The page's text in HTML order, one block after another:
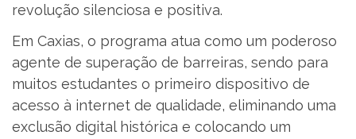
revolução silenciosa e positiva.
Em Caxias, o programa atua como um poderoso
agente de superação de barreiras, sendo para
muitos estudantes o primeiro dispositivo de
acesso à internet de qualidade, eliminando uma
exclusão digital histórica e colocando um